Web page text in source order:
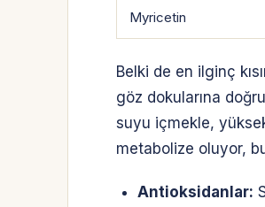
Myricetin
Belki de en ilginç
göz dokularına
suyu içmekle,
metabolize oluyor,
Antioksidanlar: